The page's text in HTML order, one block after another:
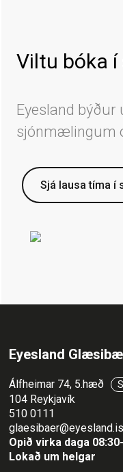
Viltu bóka
Eyesland
sjónmælingum
Sjá lausa tíma í
Eyesland Glæsibæ
Álfheimar 74, 5.hæð
104 Reykjavík
510 0111
glaesibaer@eyesland.is
Opið virka daga
Lokað um helgar